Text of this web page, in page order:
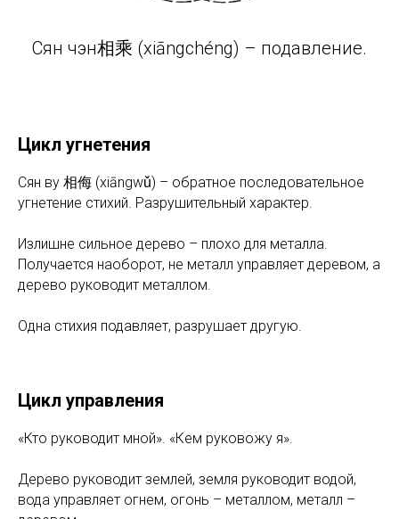
Сян чэн相乘 (xiāngchéng) – подавление.
Цикл угнетения
Сян ву 相侮 (xiāngwǔ) – обратное последовательное
угнетение стихий. Разрушительный характер.
Излишне сильное дерево – плохо для металла.
Получается наоборот, не металл управляет деревом, а
дерево руководит металлом.
Одна стихия подавляет, разрушает другую.
Цикл управления
«Кто руководит мной». «Кем руковожу я».
Дерево руководит землей, земля руководит водой,
вода управляет огнем, огонь – металлом, металл –